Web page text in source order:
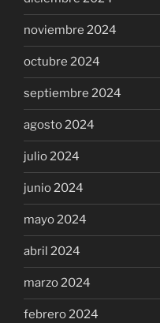
noviembre 2024
octubre 2024
septiembre 2024
agosto 2024
julio 2024
junio 2024
mayo 2024
abril 2024
marzo 2024
febrero 2024